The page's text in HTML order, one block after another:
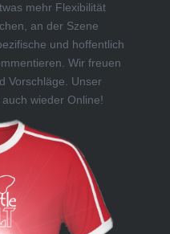
mehr Flexibilität
an der Szene
und hoffentlich
Wir freuen
Vorschläge. Unser
wieder Online!